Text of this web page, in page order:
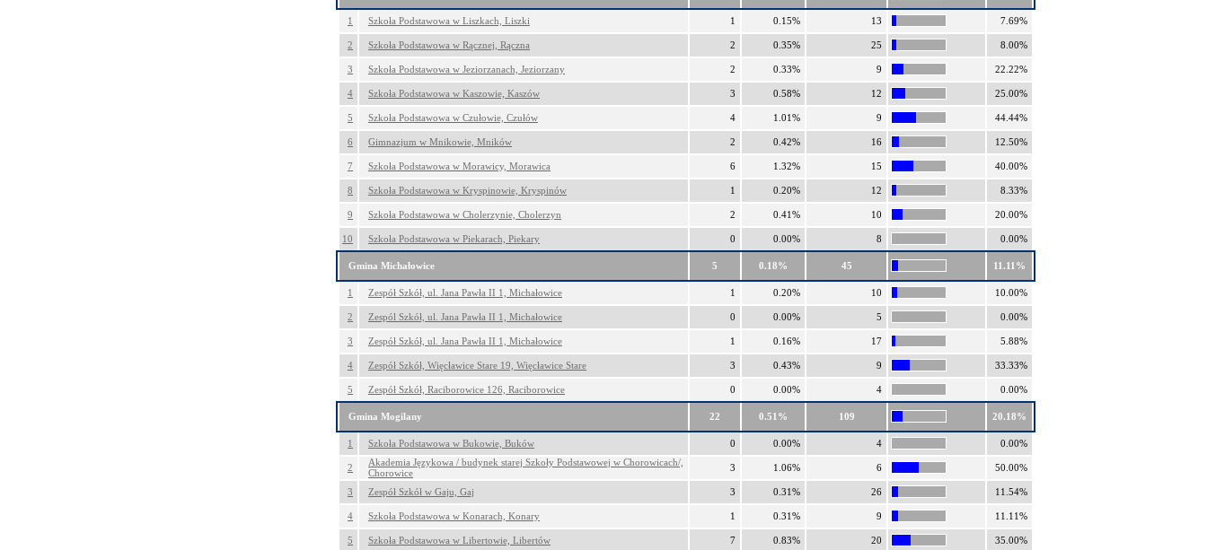
1 Szkoła Podstawowa w Liszkach, Liszki 1 0.15% 13 7.69%
2 Szkoła Podstawowa w Rącznej, Rączna 2 0.35% 25 8.00%
3 Szkoła Podstawowa w Jeziorzanach, Jeziorzany 2 0.33% 9 22.22%
4 Szkoła Podstawowa w Kaszowie, Kaszów 3 0.58% 12 25.00%
5 Szkoła Podstawowa w Czułowie, Czułów 4 1.01% 9 44.44%
6 Gimnazjum w Mnikowie, Mników 2 0.42% 16 12.50%
7 Szkoła Podstawowa w Morawicy, Morawica 6 1.32% 15 40.00%
8 Szkoła Podstawowa w Kryspinowie, Kryspinów 1 0.20% 12 8.33%
9 Szkoła Podstawowa w Cholerzynie, Cholerzyn 2 0.41% 10 20.00%
10 Szkoła Podstawowa w Piekarach, Piekary 0 0.00% 8 0.00%
Gmina Michałowice 5 0.18% 45 11.11%
1 Zespół Szkół, ul. Jana Pawła II 1, Michałowice 1 0.20% 10 10.00%
2 Zespól Szkół, ul. Jana Pawła II 1, Michałowice 0 0.00% 5 0.00%
3 Zespół Szkół, ul. Jana Pawła II 1, Michałowice 1 0.16% 17 5.88%
4 Zespół Szkół, Więcławice Stare 19, Więcławice Stare 3 0.43% 9 33.33%
5 Zespół Szkół, Raciborowice 126, Raciborowice 0 0.00% 4 0.00%
Gmina Mogilany 22 0.51% 109 20.18%
1 Szkoła Podstawowa w Bukowie, Buków 0 0.00% 4 0.00%
2
Akademia Językowa / budynek starej Szkoły Podstawowej w Chorowicach/,
Chorowice
3 1.06% 6 50.00%
3 Zespół Szkół w Gaju, Gaj 3 0.31% 26 11.54%
4 Szkoła Podstawowa w Konarach, Konary 1 0.31% 9 11.11%
5 Szkoła Podstawowa w Libertowie, Libertów 7 0.83% 20 35.00%